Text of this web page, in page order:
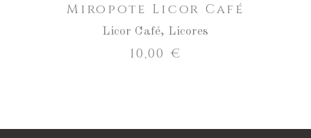
Miropote Licor Café
Licor Café, Licores
10,00 €